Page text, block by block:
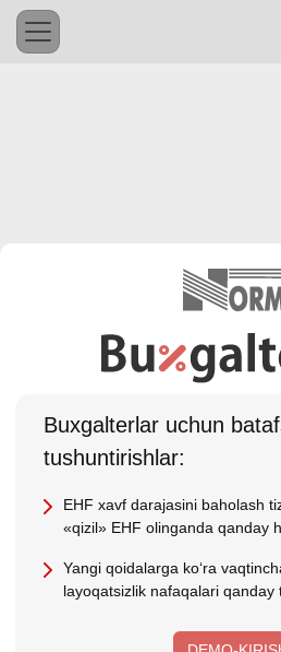
Buхgalterlar uchun
tushuntirishlar:
EHF хavf darajasini baholash
«qizil» EHF olinganda qanday
Yangi qoidalarga koʻra
layoqatsizlik nafaqalari qanday